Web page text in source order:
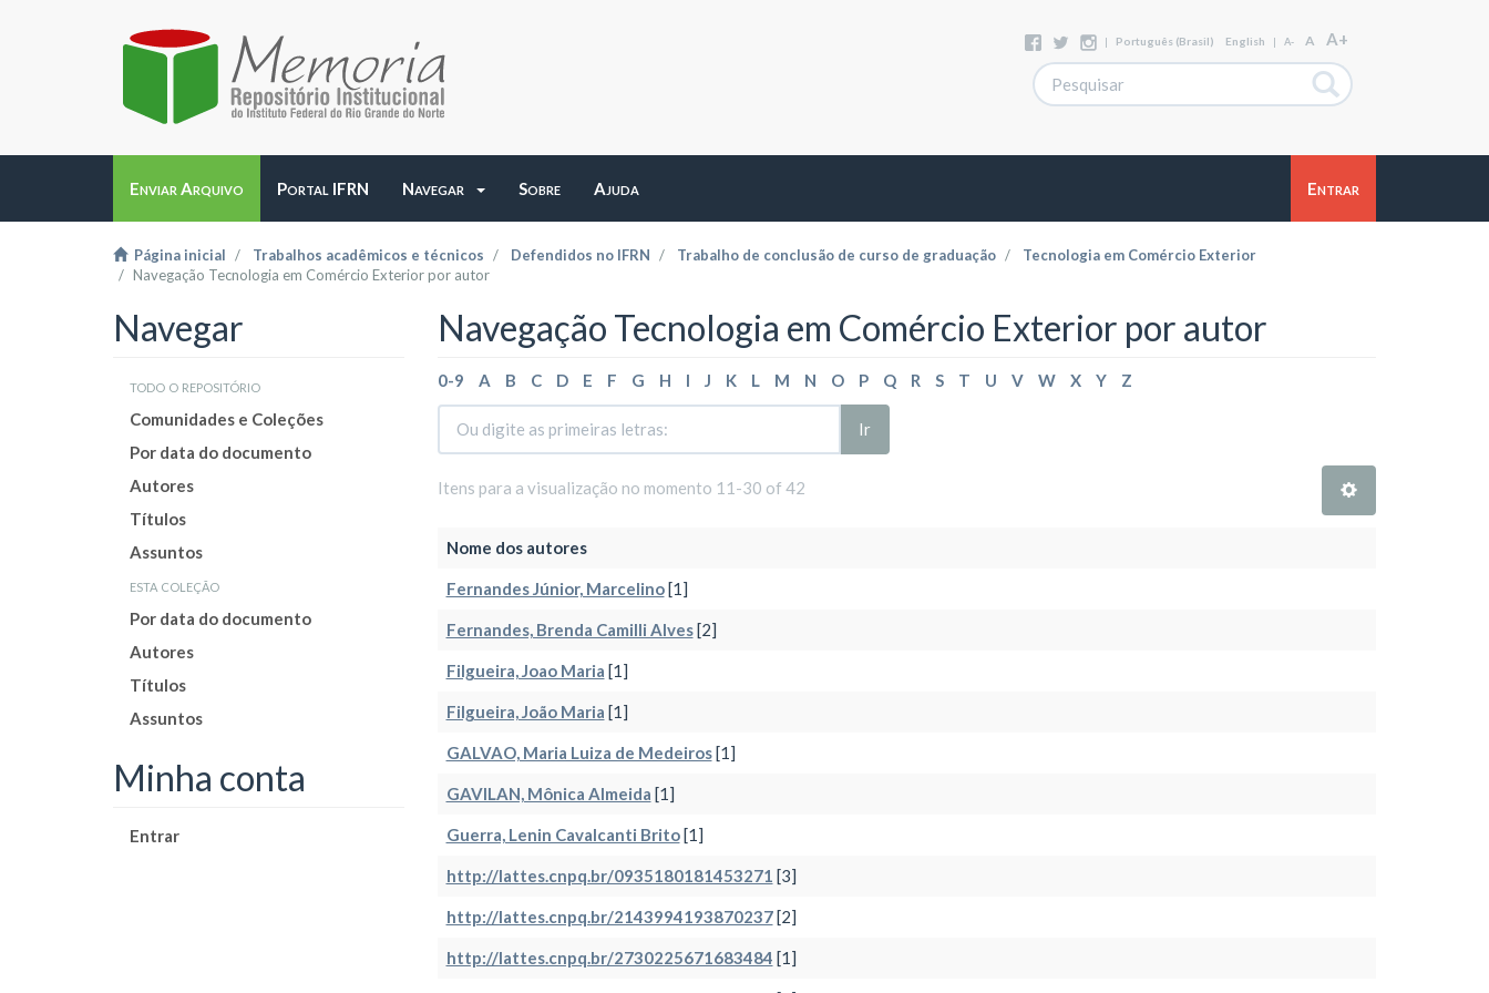
| Português (Brasil) English | A- A A+
Enviar Arquivo Portal IFRN Navegar Sobre Ajuda Entrar
Página inicial Trabalhos acadêmicos e técnicos Defendidos no IFRN Trabalho de conclusão de curso de graduação
Tecnologia em Comércio Exterior
Navegação Tecnologia em Comércio Exterior por autor
Navegar
todo o repositório
Comunidades e Coleções
Por data do documento
Autores
Títulos
Assuntos
esta coleção
Por data do documento
Autores
Títulos
Assuntos
Minha conta
Entrar
Navegação Tecnologia em Comércio Exterior por autor
0-9 A B C D E F G H I J K L M N O P Q R S T U V W X Y Z
Ir
Itens para a visualização no momento 11-30 of 42
Nome dos autores
Fernandes Júnior, Marcelino[1]
Fernandes, Brenda Camilli Alves[2]
Filgueira, Joao Maria [1]
Filgueira, João Maria [1]
GALVAO, Maria Luiza de Medeiros[1]
GAVILAN, Mônica Almeida [1]
Guerra, Lenin Cavalcanti Brito[1]
http://lattes.cnpq.br/0935180181453271 [3]
http://lattes.cnpq.br/2143994193870237[2]
http://lattes.cnpq.br/2730225671683484 [1]